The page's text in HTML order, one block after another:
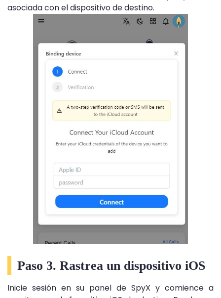
asociada con el dispositivo de destino.
Paso 3. Rastrea un dispositivo iOS
Inicie sesión en su panel de SpyX y comience a